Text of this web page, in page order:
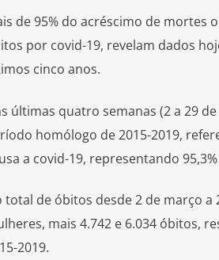
de 95% do acréscimo de mortes
por covid-19, revelam dados
cinco anos.
últimas quatro semanas (2 a 29
homólogo de 2015-2019,
a covid-19, representando
total de óbitos desde 2 de março a
mais 4.742 e 6.034 óbitos,
2019.